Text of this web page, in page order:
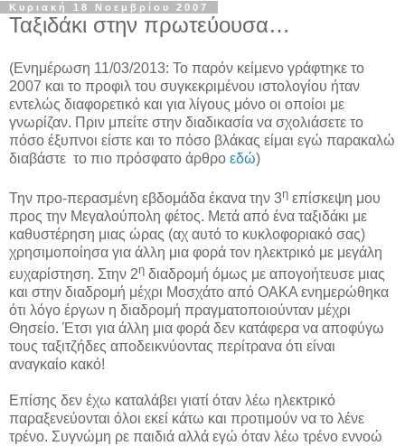
Κυριακή 18 Νοεμβρίου 2007
Ταξιδάκι στην πρωτεύουσα…
(Ενημέρωση 11/03/2013: Το παρόν κείμενο γράφτηκε το
2007 και το προφιλ του συγκεκριμένου ιστολογίου ήταν
εντελώς διαφορετικό και για λίγους μόνο οι οποίοι με
γνωρίζαν. Πριν μπείτε στην διαδικασία να σχολιάσετε το
πόσο έξυπνοι είστε και το πόσο βλάκας είμαι εγώ παρακαλώ
διαβάστε το πιο πρόσφατο άρθρο εδώ)
Την προ-περασμένη εβδομάδα έκανα την 3η επίσκεψη μου
προς την Μεγαλούπολη φέτος. Μετά από ένα ταξιδάκι με
καθυστέρηση μιας ώρας (αχ αυτό το κυκλοφοριακό σας)
χρησιμοποίησα για άλλη μια φορά τον ηλεκτρικό με μεγάλη
ευχαρίστηση. Στην 2η διαδρομή όμως με απογοήτευσε μιας
και στην διαδρομή μέχρι Μοσχάτο από ΟΑΚΑ ενημερώθηκα
ότι λόγο έργων η διαδρομή πραγματοποιούνταν μέχρι
Θησείο. Έτσι για άλλη μια φορά δεν κατάφερα να αποφύγω
τους ταξιτζήδες αποδεικνύοντας περίτρανα ότι είναι
αναγκαίο κακό!
Επίσης δεν έχω καταλάβει γιατί όταν λέω ηλεκτρικό
παραξενεύονται όλοι εκεί κάτω και προτιμούν να το λένε
τρένο. Συγνώμη ρε παιδιά αλλά εγώ όταν λέω τρένο εννοώ